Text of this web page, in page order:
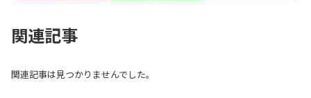
関連記事
関連記事は見つかりませんでした。